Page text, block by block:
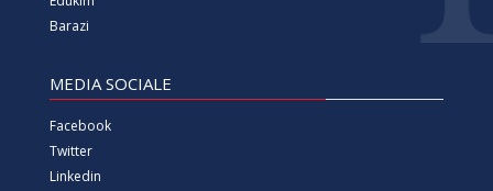
Barazi
MEDIA SOCIALE
Facebook
Twitter
Linkedin